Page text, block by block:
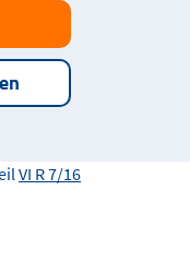
VI R 7/16